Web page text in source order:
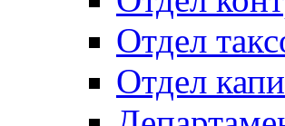
Отдел
Отдел